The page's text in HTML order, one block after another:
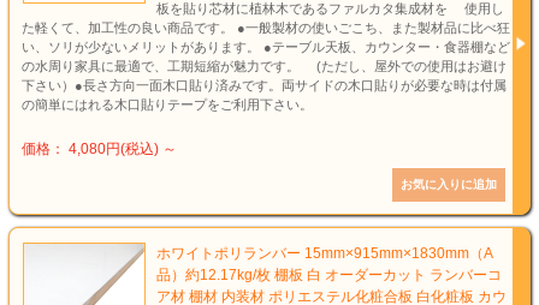
板を貼り芯材に植林木であるファルカタ集成材を 使用し
た軽くて、加工性の良い商品です。 ●一般製材の使いごこち、また製材品に比べ狂
い、ソリが少ないメリットがあります。 ●テーブル天板、カウンター・食器棚など
の水周り家具に最適で、工期短縮が魅力です。 (ただし、屋外での使用はお避け
下さい）●長さ方向一面木口貼り済みです。両サイドの木口貼りが必要な時は付属
の簡単にはれる木口貼りテープをご利用下さい。
価格： 4,080円(税込) ～
ホワイトポリランバー 15mm×915mm×1830mm（A
品）約12.17kg/枚 棚板 白 オーダーカット ランバーコ
ア材 棚材 内装材 ポリエステル化粧合板 白化粧板 カウ